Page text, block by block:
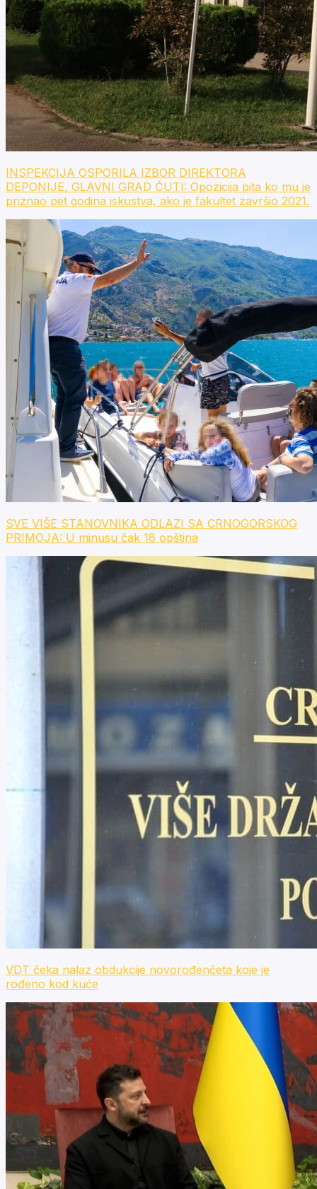
INSPEKCIJA OSPORILA IZBOR DIREKTORA
DEPONIJE, GLAVNI GRAD ĆUTI: Opozicija pita ko mu je
priznao pet godina iskustva, ako je fakultet završio 2021.
SVE VIŠE STANOVNIKA ODLAZI SA CRNOGORSKOG
PRIMOJA: U minusu čak 18 opština
VDT čeka nalaz obdukcije novorođenčeta koje je
rođeno kod kuće